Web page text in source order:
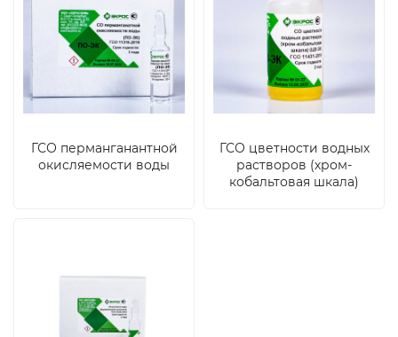
ГСО перманганантной
окисляемости воды
ГСО цветности водных
растворов (хром-
кобальтовая шкала)